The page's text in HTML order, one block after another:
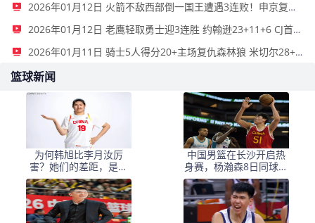
2026年01月12日 火箭不敌西部倒一国王遭遇3连败！申京复出19+9 阿门31+13+6
2026年01月12日 老鹰轻取勇士迎3连胜 约翰逊23+11+6 CJ首秀12分 库里31+5
2026年01月11日 骑士5人得分20+主场复仇森林狼 米切尔28+8 爱德华兹25+5
篮球新闻
为何韩旭比李月汝厉
害？她们的差距，是张
子宇选秀顺位暴跌的原
因
中国男篮在长沙开启热
身赛，杨瀚森8日同球队
会合